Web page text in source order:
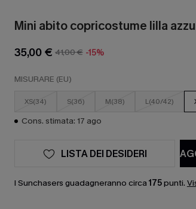
Mini abito copricostume lilla
35,00 € 41,00 € -15%
MISURARE (EU)
XS(34) S(36) M(38) L(40/42)
Cons. stimata: 17 ago
LISTA DEI DESIDERI
I Sunchasers guadagneranno circa 175punti.